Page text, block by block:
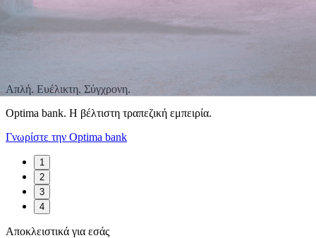
Απλή. Ευέλικτη. Σύγχρονη.
Optima bank. Η βέλτιστη τραπεζική εμπειρία.
Γνωρίστε την Optima bank
1
2
3
4
Αποκλειστικά για εσάς